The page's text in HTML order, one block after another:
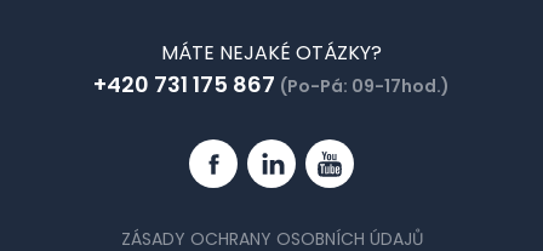
MÁTE NEJAKÉ OTÁZKY?
+420 731 175 867 (Po-Pá: 09-17hod.)
FacebookLinkedinYouTube
ZÁSADY OCHRANY OSOBNÍCH ÚDAJŮ